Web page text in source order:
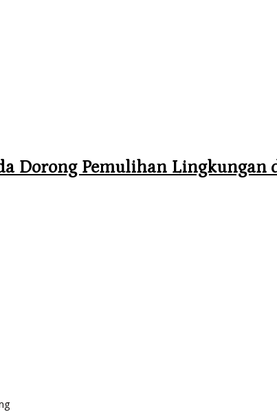
Dorong Pemulihan Lingkungan